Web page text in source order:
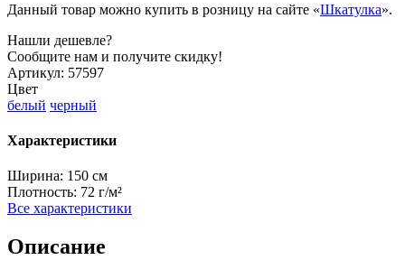
Данный товар можно купить в розницу на сайте «Шкатулка».
Нашли дешевле?
Сообщите нам и получите скидку!
Артикул: 57597
Цвет
белый черный
Характеристики
Ширина: 150 см
Плотность: 72 г/м²
Все характеристики
Описание